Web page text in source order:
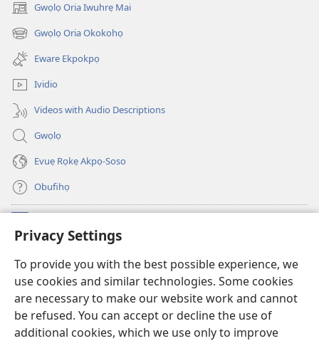
Privacy Settings
To provide you with the best possible experience, we
use cookies and similar technologies. Some cookies
are necessary to make our website work and cannot
be refused. You can accept or decline the use of
additional cookies, which we use only to improve
Gwọlọ Oria Iwuhrẹ Mai
(opens
new
window)
Gwọlọ Oria Okokohọ
(opens
new
window)
Eware Ekpokpọ
Ividio
Videos with Audio Descriptions
Gwọlọ
Evuẹ Rọkẹ Akpọ-Soso
Obufihọ
(opens
new
UWOU-EBE ITANẸTE orọ Watchtower
(opens
new
window)JW Hub
(opens
new
window)JW Library